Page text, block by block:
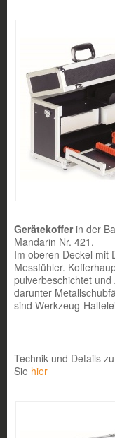
Gerätekofferin der
Mandarin Nr. 421.
Im oberen Deckel mit
Messfühler.
pulverbeschichtet
darunter
sind Werkzeug-
Technik und Details
Sie hier